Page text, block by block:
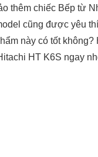
thêm chiếc Bếp từ
cũng được yêu
này có tốt không?
HT K6S ngay